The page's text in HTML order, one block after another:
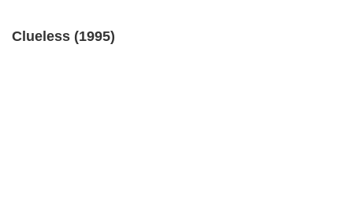
Clueless (1995)